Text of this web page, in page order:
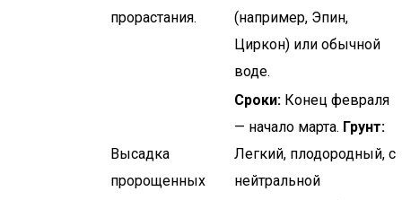
прорастания.
(например, Эпин,
Циркон) или обычной
воде.
Высадка
пророщенных
Сроки: Конец февраля
— начало марта. Грунт:
Легкий, плодородный, с
нейтральной